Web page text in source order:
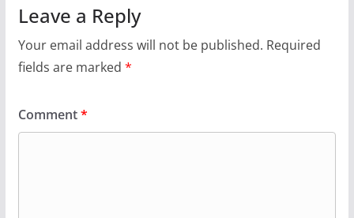
Leave a Reply
Your email address will not be published. Required
fields are marked *
Comment*